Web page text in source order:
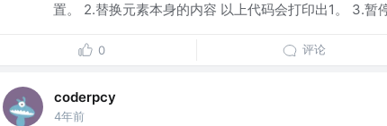
置。 2.替换元素本身的内容 以上代码会打印出1。 3.暂
0 评论
coderpcy
4年前